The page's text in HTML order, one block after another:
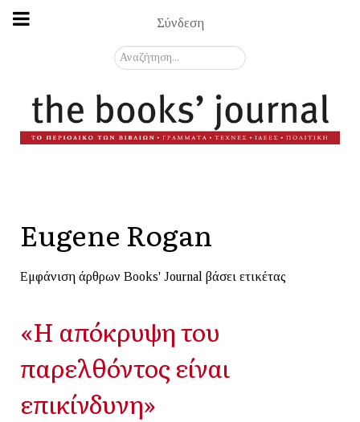
Σύνδεση
Αναζήτηση...
Eugene Rogan
Εμφάνιση άρθρων Books' Journal βάσει ετικέτας
«Η απόκρυψη του
παρελθόντος είναι
επικίνδυνη»